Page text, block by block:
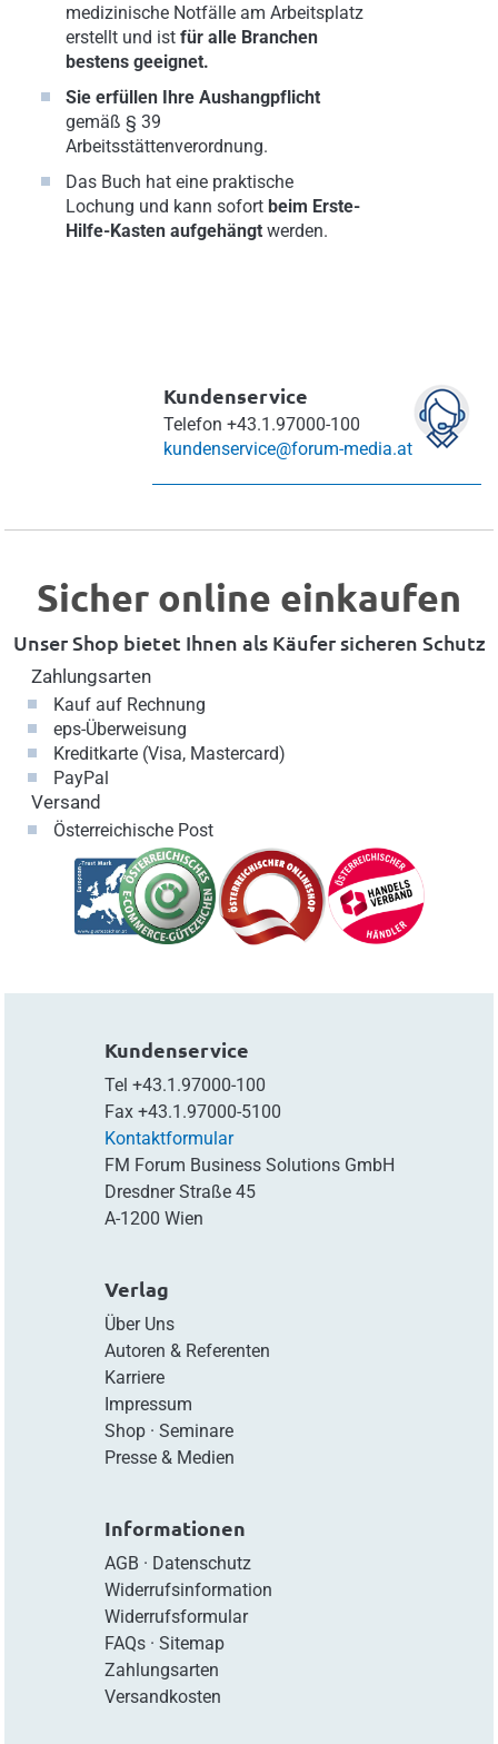
medizinische Notfälle am Arbeitsplatz
erstellt und ist für alle Branchen
bestens geeignet.
Sie erfüllen Ihre Aushangpflicht
gemäß § 39
Arbeitsstättenverordnung.
Das Buch hat eine praktische
Lochung und kann sofort beim Erste-
Hilfe-Kasten aufgehängt werden.
Kundenservice
Telefon +43.1.97000-100
kundenservice@forum-media.at
Sicher online einkaufen
Unser Shop bietet Ihnen als Käufer sicheren Schutz
Zahlungsarten
Kauf auf Rechnung
eps-Überweisung
Kreditkarte (Visa, Mastercard)
PayPal
Versand
Österreichische Post
Kundenservice
Tel +43.1.97000-100
Fax +43.1.97000-5100
Kontaktformular
FM Forum Business Solutions GmbH
Dresdner Straße 45
A-1200 Wien
Verlag
Über Uns
Autoren & Referenten
Karriere
Impressum
Shop· Seminare
Presse & Medien
Informationen
AGB · Datenschutz
Widerrufsinformation
Widerrufsformular
FAQs· Sitemap
Zahlungsarten
Versandkosten